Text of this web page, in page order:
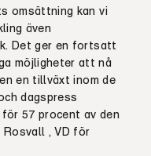
omsättning kan vi
även
Det ger en fortsatt
möjligheter att nå
en tillväxt inom de
dagspress
57 procent av den
, VD för